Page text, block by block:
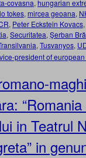
covasna, hungarian
tokes, mircea geoana,
, Peter Eckstein Kovacs,
, Securitatea, Şerban
, Tusvanyos,
vice-president of
in Teatrul
in